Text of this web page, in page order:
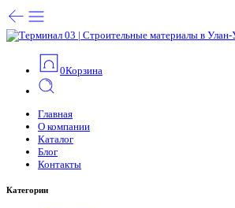
0Корзина
Главная
О компании
Каталог
Блог
Контакты
Категории